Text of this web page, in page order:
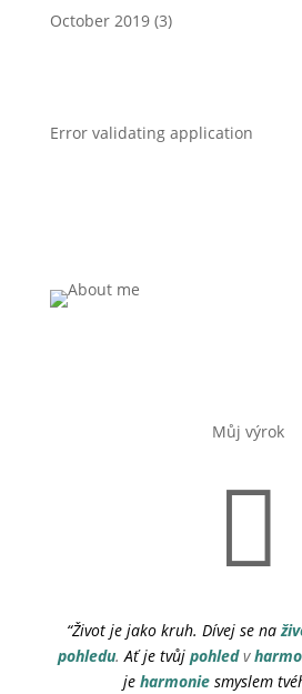
October 2019(3)
Error validating application
Můj výrok

“Život je jako kruh. Dívej se na
pohledu.Ať je tvůj pohledv
je harmonie smyslem